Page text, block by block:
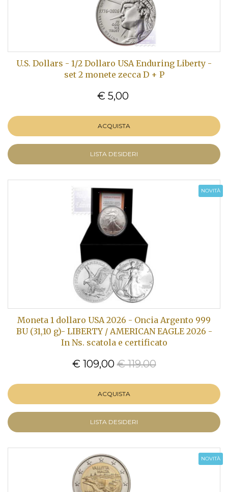
U.S. Dollars - 1/2 Dollaro USA Enduring Liberty -
set 2 monete zecca D + P
€ 5,00
ACQUISTA
LISTA DESIDERI
NOVITÀ
Moneta 1 dollaro USA 2026 - Oncia Argento 999
BU (31,10 g)- LIBERTY / AMERICAN EAGLE 2026 -
In Ns. scatola e certificato
€ 109,00 € 119.00
ACQUISTA
LISTA DESIDERI
NOVITÀ